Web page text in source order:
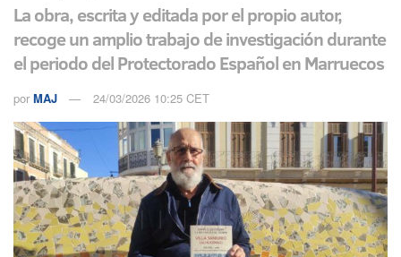
La obra, escrita y editada por el propio autor,
recoge un amplio trabajo de investigación durante
el periodo del Protectorado Español en Marruecos
por MAJ 24/03/2026 10:25 CET